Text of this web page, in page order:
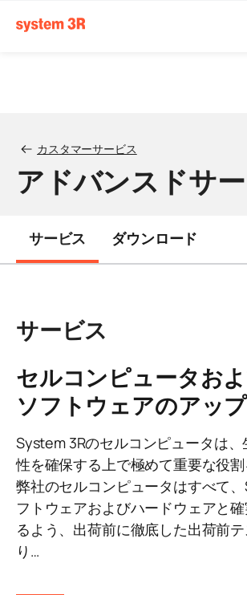
カスタマーサービス
アドバンスドサ
サービス ダウンロード
サービス
セルコンピュータお
ソフトウェアのアッ
System 3Rのセルコンピュータは
性を確保する上で極めて重要な役割
弊社のセルコンピュータはすべて
フトウェアおよびハードウェアと
るよう、出荷前に徹底した出荷前
り…